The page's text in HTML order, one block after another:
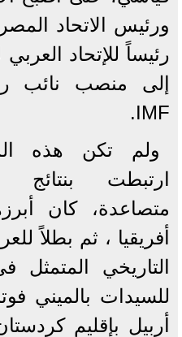
ورئيس الاتحاد
رئيساً للإتحاد
إلى منصب نائب
IMF.
ولم تكن هذه
ارتبطت بنتائج
متصاعدة، كان
أفريقيا ، ثم بطلاً
التاريخي
للسيدات بالميني